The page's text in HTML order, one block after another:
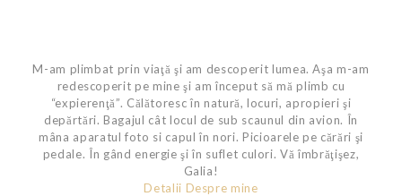
M-am plimbat prin viaţă şi am descoperit lumea. Aşa m-am
redescoperit pe mine şi am început să mă plimb cu
“expierenţă”. Călătoresc în natură, locuri, apropieri şi
depărtări. Bagajul cât locul de sub scaunul din avion. În
mâna aparatul foto si capul în nori. Picioarele pe cărări şi
pedale. În gând energie şi în suflet culori. Vă îmbrăţişez,
Galia!
Detalii Despre mine